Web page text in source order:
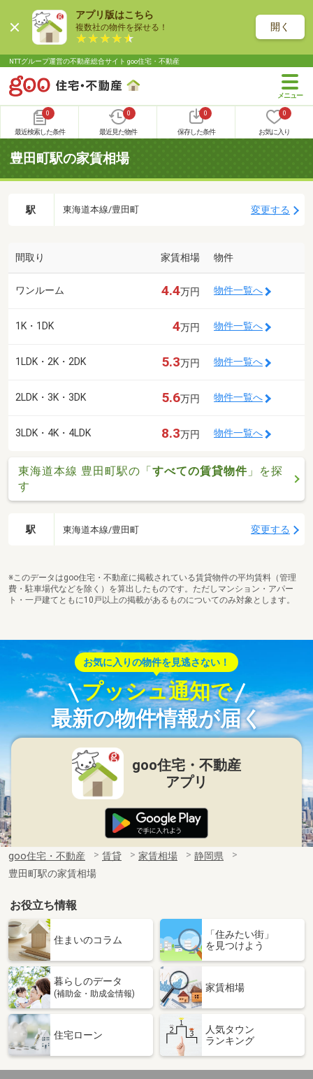
アプリ版はこちら
複数社の物件を探せる！ 開く
NTTグループ運営の不動産総合サイト goo住宅・不動産
0
最近検索した条件
0
最近見た物件
0
保存した条件
0
お気に入り
豊田町駅の家賃相場
駅 東海道本線/豊田町 変更する
間取り 家賃相場 物件
ワンルーム 4.4万円 物件一覧へ
1K・1DK 4万円 物件一覧へ
1LDK・2K・2DK 5.3万円 物件一覧へ
2LDK・3K・3DK 5.6万円 物件一覧へ
3LDK・4K・4LDK 8.3万円 物件一覧へ
東海道本線 豊田町駅の「すべての賃貸物件 」を探
す
駅 東海道本線/豊田町 変更する
※このデータはgoo住宅・不動産に掲載されている賃貸物件の平均賃料（管理
費・駐車場代などを除く）を算出したものです。ただしマンション・アパー
ト・一戸建てともに10戸以上の掲載があるものについてのみ対象とします。
お気に入りの物件を見逃さない！
プッシュ通知で
最新の物件情報が届く
goo住宅・不動産
アプリ
goo住宅・不動産 賃貸 家賃相場
静岡県
豊田町駅の家賃相場
お役立ち情報
住まいのコラム
「住みたい街」
を見つけよう
暮らしのデータ
(補助金・助成金情報)
家賃相場
住宅ローン
人気タウン
ランキング